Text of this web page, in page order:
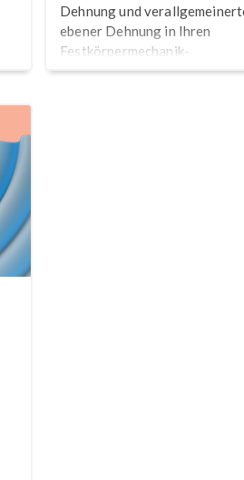
Dehnung und
ebener Dehnung in Ihren
Festkörpermechanik-
Anwendungen verwenden